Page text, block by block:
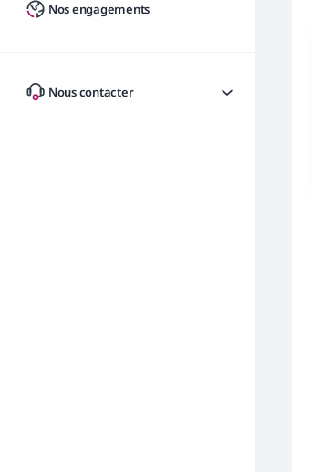
Nos engagements
Nous contacter